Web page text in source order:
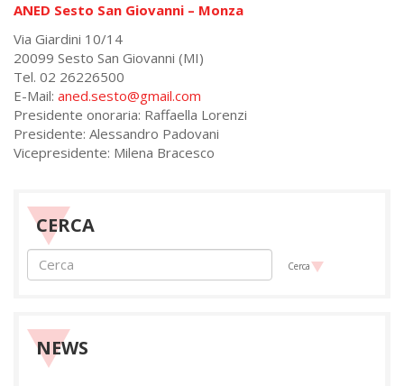
ANED Sesto San Giovanni – Monza
Via Giardini 10/14
20099 Sesto San Giovanni (MI)
Tel. 02 26226500
E-Mail: aned.sesto@gmail.com
Presidente onoraria: Raffaella Lorenzi
Presidente: Alessandro Padovani
Vicepresidente: Milena Bracesco
CERCA
Cerca
NEWS